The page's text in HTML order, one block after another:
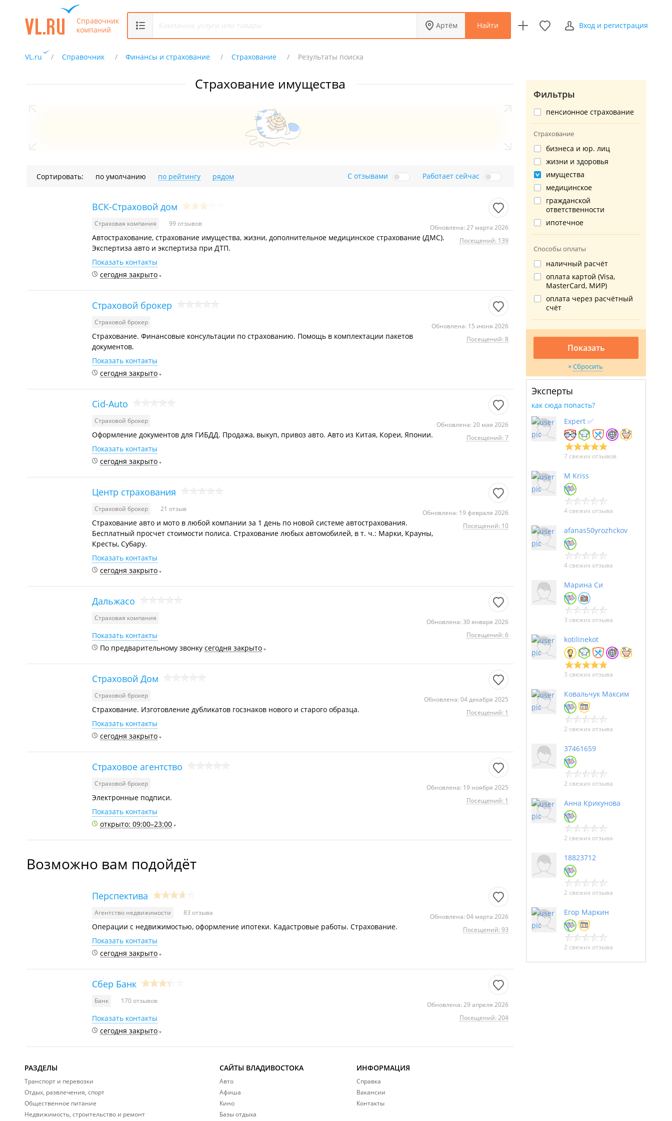
Справочник
компаний
Артём Найти Вход и регистрация
VL.ru Справочник Финансы и страхование Страхование Результаты поиска
Страхование имущества
Сортировать: по умолчанию по рейтингу рядом С отзывами Работает сейчас
ВСК-Страховой дом
Страховая компания 99 отзывов
Обновлена: 27 марта 2026
Посещений: 139
Автострахование, страхование имущества, жизни, дополнительное медицинское страхование (ДМС).
Экспертиза авто и экспертиза при ДТП.
Показать контакты
сегодня закрыто
Страховой брокер
Страховой брокер
Обновлена: 15 июня 2026
Посещений: 8
Страхование. Финансовые консультации по страхованию. Помощь в комплектации пакетов
документов.
Показать контакты
сегодня закрыто
Cid-Auto
Страховой брокер
Обновлена: 20 мая 2026
Посещений: 7
Оформление документов для ГИБДД. Продажа, выкуп, привоз авто. Авто из Китая, Кореи, Японии.
Показать контакты
сегодня закрыто
Центр страхования
Страховой брокер 21 отзыв
Обновлена: 19 февраля 2026
Посещений: 10
Cтрахование авто и мото в любой компании за 1 день по новой системе автострахования.
Бесплатный просчет стоимости полиса. Cтрахование любых автомобилей, в т. ч.: Марки, Крауны,
Кресты, Субару.
Показать контакты
сегодня закрыто
Дальжасо
Страховая компания
Обновлена: 30 января 2026
Посещений: 6
Показать контакты
​По предварительному звонку сегодня закрыто
Страховой Дом
Страховой брокер
Обновлена: 04 декабря 2025
Посещений: 1
Страхование. Изготовление дубликатов госзнаков нового и старого образца.
Показать контакты
сегодня закрыто
Страховое агентство
Страховой брокер
Обновлена: 19 ноября 2025
Посещений: 1
Электронные подписи.
Показать контакты
открыто: 09:00–23:00
Возможно вам подойдёт
Перспектива
Агентство недвижимости 83 отзыва
Обновлена: 04 марта 2026
Посещений: 93
Операции с недвижимостью, оформление ипотеки. Кадастровые работы. Страхование.
Показать контакты
сегодня закрыто
Сбер Банк
Банк 170 отзывов
Обновлена: 29 апреля 2026
Посещений: 204
Показать контакты
сегодня закрыто
Фильтры
пенсионное страхование
Страхование
бизнеса и юр. лиц
жизни и здоровья
имущества
медицинское
гражданской
ответственности
ипотечное
Способы оплаты
наличный расчёт
оплата картой (Visa,
MasterCard, МИР)
оплата через расчётный
счёт
Показать
Сбросить
Эксперты
как сюда попасть?
Expert ✅
7 свежих отзывов
M Kriss
4 свежих отзыва
afanas50yrozhckov
4 свежих отзыва
Марина Си
3 свежих отзыва
kotilinekot
3 свежих отзыва
Ковальчук Максим
2 свежих отзыва
37461659
2 свежих отзыва
Анна Крикунова
2 свежих отзыва
18823712
2 свежих отзыва
Егор Маркин
2 свежих отзыва
РАЗДЕЛЫ
Транспорт и перевозки
Отдых, развлечения, спорт
Общественное питание
Недвижимость, строительство и ремонт
САЙТЫ ВЛАДИВОСТОКА
Авто
Афиша
Кино
Базы отдыха
ИНФОРМАЦИЯ
Справка
Вакансии
Контакты